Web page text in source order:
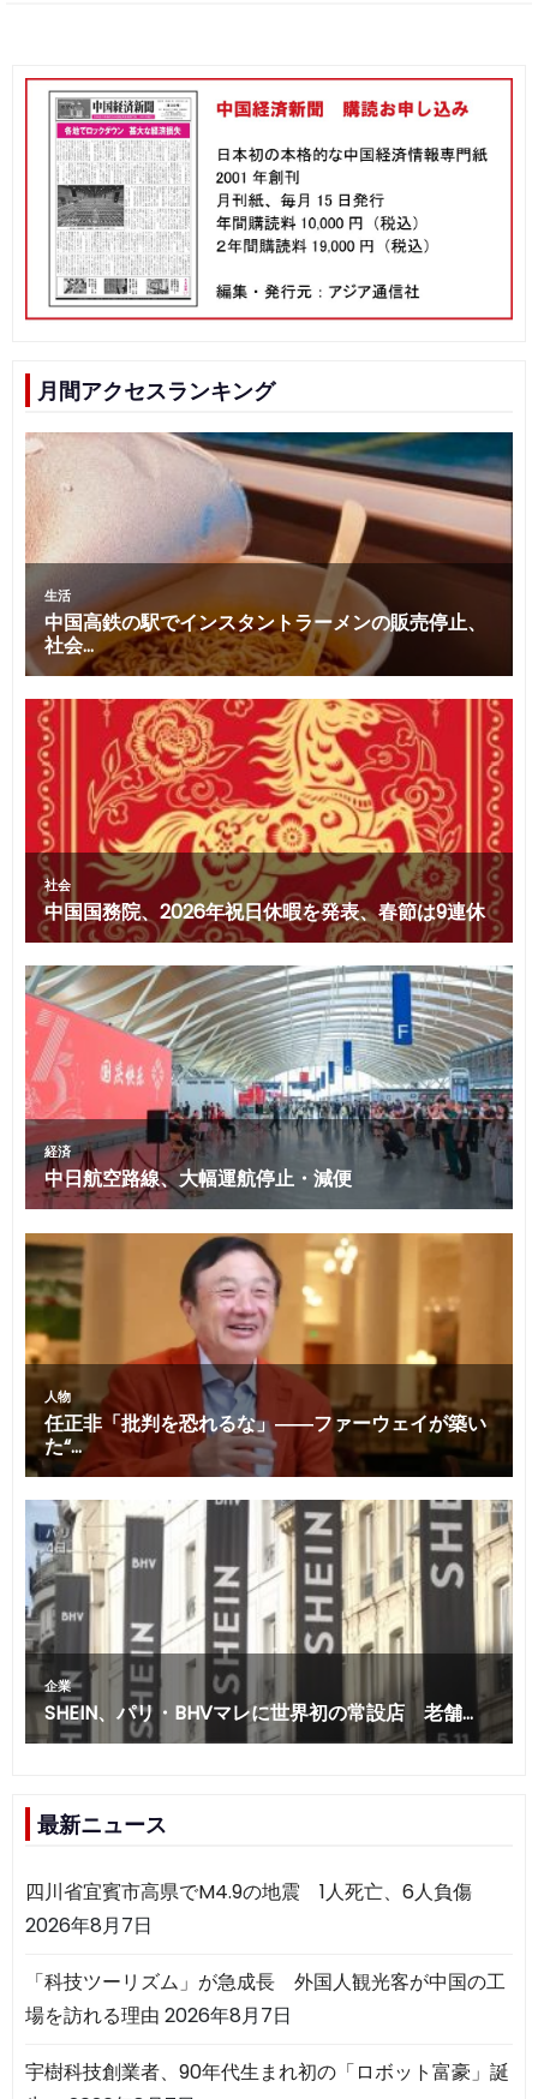
月間アクセスランキング
最新ニュース
四川省宜賓市高県でM4.9の地震 1人死亡、6人負傷
2026年8月7日
「科技ツーリズム」が急成長 外国人観光客が中国の工
場を訪れる理由 2026年8月7日
宇樹科技創業者、90年代生まれ初の「ロボット富豪」誕